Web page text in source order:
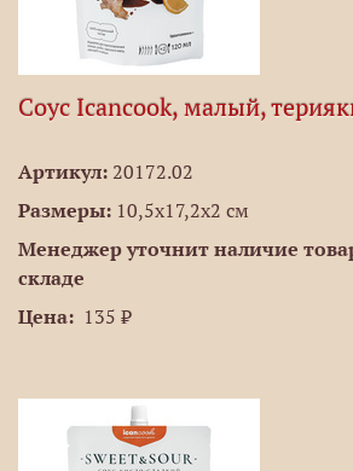
Соус Icancook, малый,
Артикул: 20172.02
Размеры: 10,5х17,2х2 см
Менеджер уточнит наличие
складе
Цена: 135 ₽